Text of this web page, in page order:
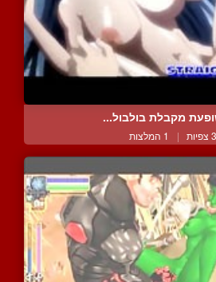
מקבלת בולבול...
| 1 המלצות